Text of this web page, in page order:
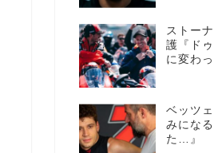
ストー
護『ド
に変わ
ベッツ
みにな
た…』